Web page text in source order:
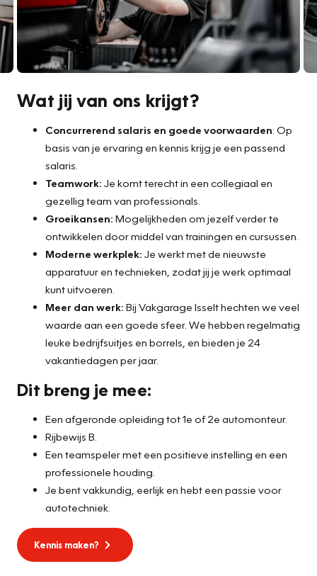
Wat jij van ons krijgt?
Concurrerend salaris en goede voorwaarden: Op
basis van je ervaring en kennis krijg je een passend
salaris.
Teamwork: Je komt terecht in een collegiaal en
gezellig team van professionals.
Groeikansen: Mogelijkheden om jezelf verder te
ontwikkelen door middel van trainingen en cursussen.
Moderne werkplek: Je werkt met de nieuwste
apparatuur en technieken, zodat jij je werk optimaal
kunt uitvoeren.
Meer dan werk: Bij Vakgarage Isselt hechten we veel
waarde aan een goede sfeer. We hebben regelmatig
leuke bedrijfsuitjes en borrels, en bieden je 24
vakantiedagen per jaar.
Dit breng je mee:
Een afgeronde opleiding tot 1e of 2e automonteur.
Rijbewijs B.
Een teamspeler met een positieve instelling en een
professionele houding.
Je bent vakkundig, eerlijk en hebt een passie voor
autotechniek.
Kennis maken?